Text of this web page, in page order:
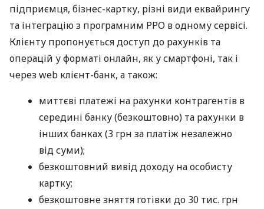
підприємця, бізнес-картку, різні види еквайрингу
та інтеграцію з програмним РРО в одному сервісі.
Клієнту пропонується доступ до рахунків та
операцій у форматі онлайн, як у смартфоні, так і
через web клієнт-банк, а також:
миттєві платежі на рахунки контрагентів в
середині банку (безкоштовно) та рахунки в
інших банках (3 грн за платіж незалежно
від суми);
безкоштовний вивід доходу на особисту
картку;
безкоштовне зняття готівки до 30 тис. грн